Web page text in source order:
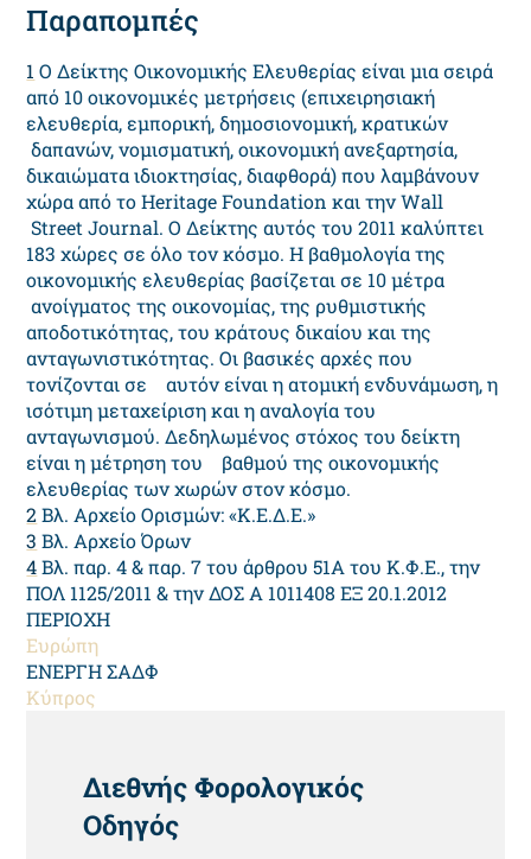
Παραπομπές
1 Ο Δείκτης Οικονομικής Ελευθερίας είναι μια σειρά
από 10 οικονομικές μετρήσεις (επιχειρησιακή
ελευθερία, εμπορική, δημοσιονομική, κρατικών
δαπανών, νομισματική, οικονομική ανεξαρτησία,
δικαιώματα ιδιοκτησίας, διαφθορά) που λαμβάνουν
χώρα από το Heritage Foundation και την Wall
Street Journal. Ο Δείκτης αυτός του 2011 καλύπτει
183 χώρες σε όλο τον κόσμο. Η βαθμολογία της
οικονομικής ελευθερίας βασίζεται σε 10 μέτρα
ανοίγματος της οικονομίας, της ρυθμιστικής
αποδοτικότητας, του κράτους δικαίου και της
ανταγωνιστικότητας. Οι βασικές αρχές που
τονίζονται σε αυτόν είναι η ατομική ενδυνάμωση, η
ισότιμη μεταχείριση και η αναλογία του
ανταγωνισμού. Δεδηλωμένος στόχος του δείκτη
είναι η μέτρηση του βαθμού της οικονομικής
ελευθερίας των χωρών στον κόσμο.
2Βλ. Αρχείο Ορισμών: «Κ.Ε.Δ.Ε.»
3 Βλ. Αρχείο Όρων
4Βλ. παρ. 4 & παρ. 7 του άρθρου 51Α του Κ.Φ.Ε., την
ΠΟΛ 1125/2011 & την ΔΟΣ Α 1011408 ΕΞ 20.1.2012
ΠΕΡΙΟΧΗ
Ευρώπη
ΕΝΕΡΓΗ ΣΑΔΦ
Κύπρος
HEADING
Διεθνής Φορολογικός
Οδηγός